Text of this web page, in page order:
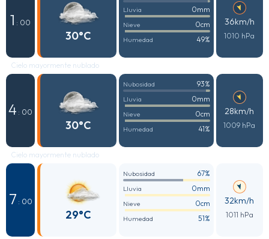
1 : 00
30°C
Lluvia 0mm
Nieve 0cm
Humedad 49%
36km/h
1010 hPa
Cielo mayormente nublado
4 : 00
30°C
Nubosidad 93%
Lluvia 0mm
Nieve 0cm
Humedad 41%
28km/h
1009 hPa
Cielo mayormente nublado
7 : 00
29°C
Nubosidad 67%
Lluvia 0mm
Nieve 0cm
Humedad 51%
32km/h
1011 hPa